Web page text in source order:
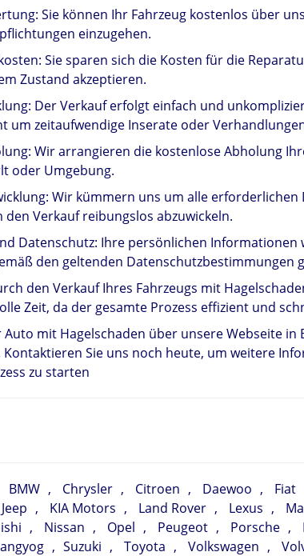
Sie können Ihr Fahrzeug kostenlos über
einzugehen.
Sie sparen sich die Kosten für die
Zustand akzeptieren.
Der Verkauf erfolgt einfach und
um zeitaufwendige Inserate oder
Wir arrangieren die kostenlose Abholung
oder Umgebung.
Wir kümmern uns um alle
Verkauf reibungslos abzuwickeln.
Datenschutz: Ihre persönlichen Informationen
den geltenden Datenschutzbestimmungen
den Verkauf Ihres Fahrzeugs mit
Zeit, da der gesamte Prozess effizient und
Auto mit Hagelschaden über unsere Webseite
Kontaktieren Sie uns noch heute, um weitere
zu starten
BMW , Chrysler , Citroen , Daewoo , Fiat
Jeep , KIA Motors , Land Rover , Lexus ,
, Nissan , Opel , Peugeot , Porsche ,
, Suzuki , Toyota , Volkswagen ,